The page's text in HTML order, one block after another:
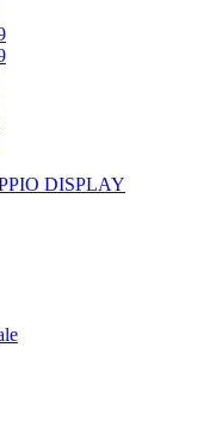
DISPLAY